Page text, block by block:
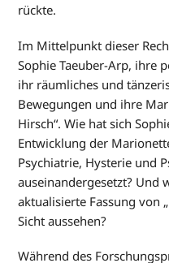
rückte.
Im Mittelpunkt dieser
Sophie Taeuber‐Arp, ihre
ihr räumliches und
Bewegungen und ihre
Hirsch“. Wie hat sich
Entwicklung der
Psychiatrie, Hysterie und
auseinandergesetzt? Und
aktualisierte Fassung von
Sicht aussehen?
Während des